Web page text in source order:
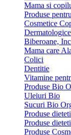
Mama si
Produse
Cosmetice
Biberoane,
Mama care
Colici
Dentitie
Vitamine
Produse Bio
Uleiuri Bio
Sucuri Bio
Produse
Produse
Produse